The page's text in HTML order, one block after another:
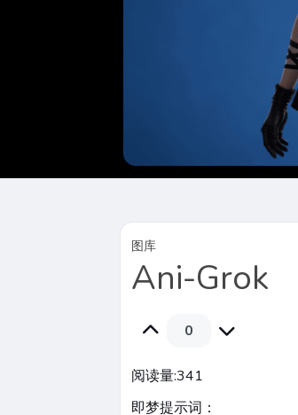
图库
Ani-Grok
0
阅读量:341
即梦提示词：